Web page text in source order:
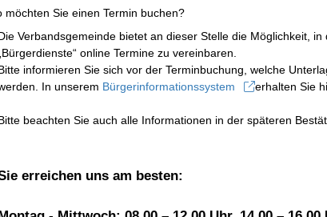
möchten Sie einen Termin buchen?
Verbandsgemeinde bietet an dieser Stelle die Möglichkeit,
online Termine zu vereinbaren.
informieren Sie sich vor der Terminbuchung, welche
In unserem Bürgerinformationssystem erhalten Sie
beachten Sie auch alle Informationen in der späteren
erreichen uns am besten: